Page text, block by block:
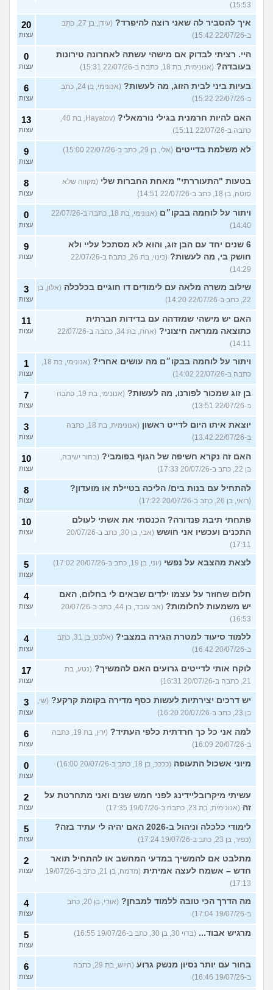
15:53)
איך להסביר לה שאני רוצה להיפרד?
(עידן, בן 27, כתב
ב-22/07/26 15:42)
20
עצות
היי. רציתי לבדוק אם מישהי עשתה לאחרונה טירונות
בעובדה? (אנונימית, בת 18, כתבה ב-22/07/26 15:31)
0
עצות
בעיות ביני לבית הזוג, מה לעשות?
(אנונימי, בן 24, כתב
ב-22/07/26 15:22)
6
עצות
האם להיות חרמנית בגילי נורמאלי?
(Hayatov, בת 40,
כתבה ב-22/07/26 15:11)
13
עצות
לא משלמת בדייטים (אלי, בן 29, כתב ב-22/07/26 15:00) 9
עצות
בטעות "התעוררתי" מאחת החברות שלי (מקווה שלא
סוטה, בן 18, כתב ב-22/07/26 14:51)
8
עצות
ויתור על לוחמה בבקו״ם
(אנונימי, בת 18, כתבה ב-22/07/26
14:40)
0
עצות
6 שנים יחד עם הבן זוג, והוא לא מסתכל עליי ולא
חושק בי, מה לעשות?
(כינוי, בת 26, כתבה ב-22/07/26
14:29)
9
עצות
שילוב משרה מלאה עם לימודים דו חוגיים בכלכלה (אלון, בן
22, כתב ב-22/07/26 14:20)
3
עצות
האם יש מישהי שמזדהה עם בדידות חברתית
כתוצאה ממראה חיצוני?
(אחת, בת 34, כתבה ב-22/07/26
14:11)
11
עצות
ויתור על לוחמה בבקו״ם מה עושים אחרי?
(אנונימי, בת 18,
כתבה ב-22/07/26 14:02)
1
עצות
בן זוג שמכור לפורנו, מה לעשות?
(אנונימי, בת 19, כתבה
ב-22/07/26 13:51)
7
עצות
יוצאת איתו היום לדייט ראשון
(אנונימית, בת 18, כתבה
ב-22/07/26 13:42)
3
עצות
האם זה נקרא חשיפה של הגוף בפומבי? (בחור ישיבה,
בן 22, כתב ב-20/07/26 17:33)
10
עצות
להתחיל עם בנות בים/ הליכה בטיילת או מועדון?
(רואי, בן 26, כתב ב-20/07/26 17:22)
8
עצות
פתחתי תיבת פנדורה? הכנסתי את אשתי לעולם
התכנים ועכשיו אני חושש
(אבי, בן 30, כתב ב-20/07/26
17:11)
10
עצות
לצאת מהצבא על נפשי (יוני, בן 19, כתב ב-20/07/26 17:02) 5
עצות
חלום שחוזר על עצמו ילדים שבאים לי בחלום, האם
יש משמעות לחלומות?
(אב עובד, בן 44, כתב ב-20/07/26
16:53)
4
עצות
ללמוד סיעוד למטרת הגירה במצבי?
(אלכס, בן 31, כתב
ב-20/07/26 16:42)
4
עצות
לוקח אותי לדייטים גרועים האם להמשיך? (נטע, בת
21, כתבה ב-20/07/26 16:31)
17
עצות
יש דרכים יצירתיות לעשות כסף מדירה בקומת קרקע? (שי,
בן 23, כתב ב-20/07/26 16:20)
3
עצות
למה אני כל כך חרדתית כלפי העתיד?
(ירין, בת 19, כתבה
ב-20/07/26 16:09)
6
עצות
מיוני אשכול התעופה (ככככ, בן 18, כתב ב-20/07/26 16:00) 0
עצות
עשיתי מיקרובליידינג לפני חמש שנים ואני מתחרטת על
זה (אנונימית, בת 23, כתבה ב-19/07/26 17:35)
2
עצות
לימודי כלכלה וניהול ב-2026 האם יהיה לי עתיד בזה?
(כפיר, בן 23, כתב ב-19/07/26 17:24)
5
עצות
מתלבט אם להמשיך במדעי המחשב או להתחיל תואר
חדש – אשמח לעצה אמיתית
(מדמח, בן 21, כתב ב-19/07/26
17:13)
2
עצות
מה הדרך הכי טובה ללמוד למבחן?
(אודי, בן 20, כתב
ב-19/07/26 17:04)
4
עצות
מרגיש אבוד... (בדוי 30, בן 30, כתב ב-19/07/26 16:55) 5
עצות
בחור עם יותר נסיון מנשק גרוע
(היוש, בת 29, כתבה
ב-19/07/26 16:46)
6
עצות